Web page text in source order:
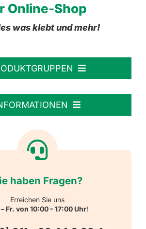
Online-Shop
was klebt und mehr!
Aufkleber
Aufkleber
haben Fragen?
Erreichen Sie uns
Fr. von 10:00 – 17:00 Uhr!